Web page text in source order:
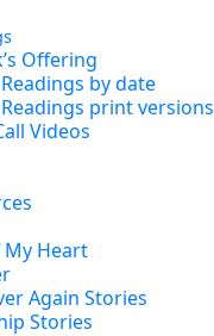
Offering
by date
print versions
Videos
My Heart
Again Stories
Stories